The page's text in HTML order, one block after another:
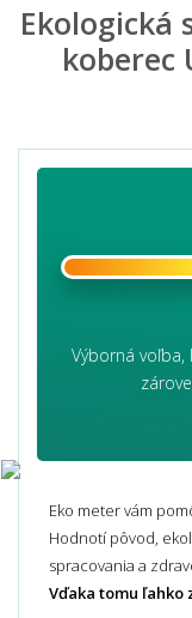
Ekologická
koberec
Výborná
Eko meter vám
Hodnotí pôvod,
spracovania a
Vďaka tomu ľahko